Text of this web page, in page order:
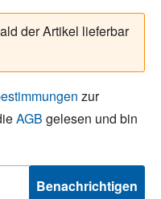
der Artikel lieferbar
zur
AGB gelesen und bin
Benachrichtigen